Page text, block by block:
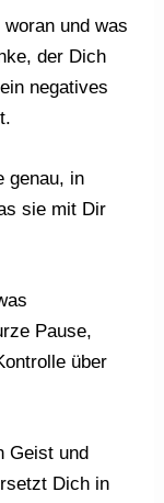
und was
der Dich
negatives
genau, in
sie mit Dir
Pause,
über
Geist und
Dich in